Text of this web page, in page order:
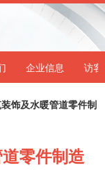
企业信息 访客
饰及水暖管道零件制
零件制造